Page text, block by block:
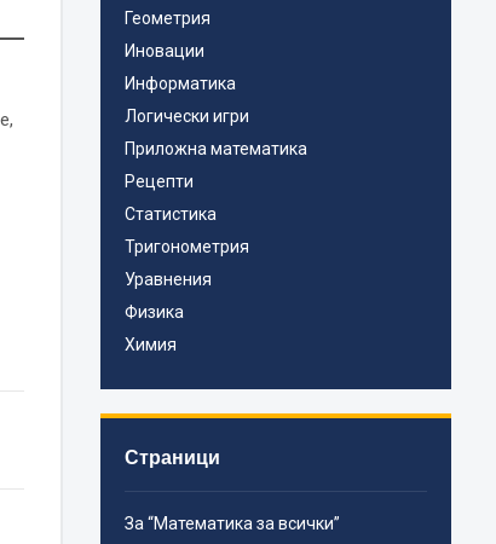
Геометрия
Иновации
Информатика
Логически игри
Приложна математика
Рецепти
Статистика
Тригонометрия
Уравнения
Физика
Химия
Страници
За “Математика за всички”